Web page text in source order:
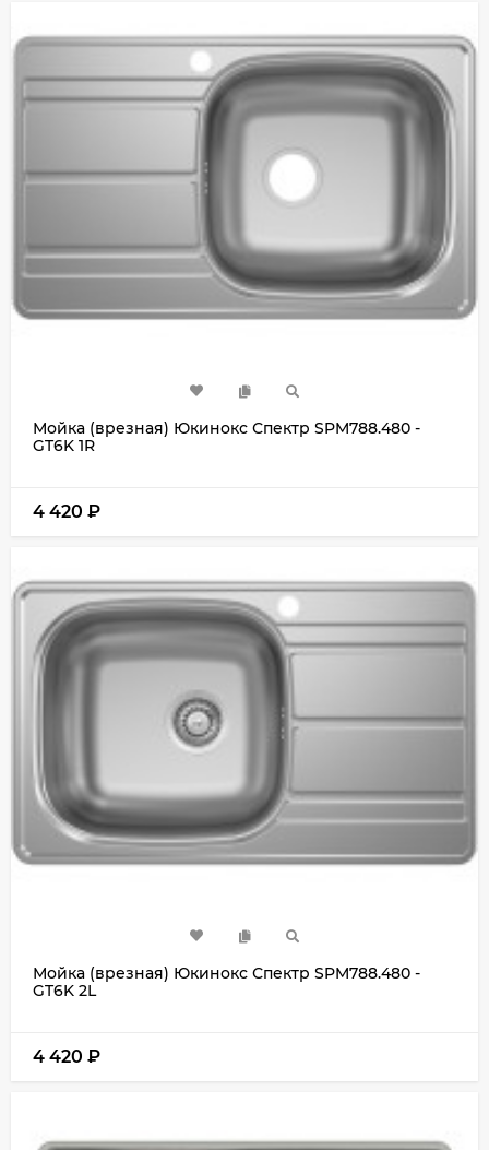
Мойка (врезная) Юкинокс Спектр SPM788.480 -
GT6K 1R
4 420 ₽
Мойка (врезная) Юкинокс Спектр SPM788.480 -
GT6K 2L
4 420 ₽